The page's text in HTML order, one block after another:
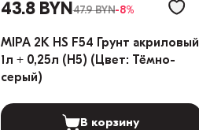
43.8 BYN47.9 BYN-8%
MIPA 2K HS F54 Грунт акриловый
1л + 0,25л (H5) (Цвет: Тёмно-
серый)
В корзину